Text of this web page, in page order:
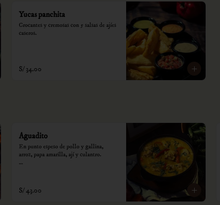
Yucas panchita
Crocantes y cremosas con 5 salsas de ajíes
caseros.
S/ 34.00
Aguadito
En punto espeso de pollo y gallina,
arroz, papa amarilla, ají y culantro.
recargo al consumo.
S/ 43.00